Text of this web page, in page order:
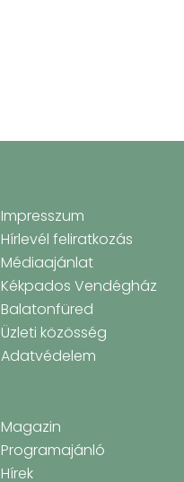
Impresszum
Hírlevél feliratkozás
Médiaajánlat
Kékpados Vendégház
Balatonfüred
Üzleti közösség
Adatvédelem
Magazin
Programajánló
Hírek